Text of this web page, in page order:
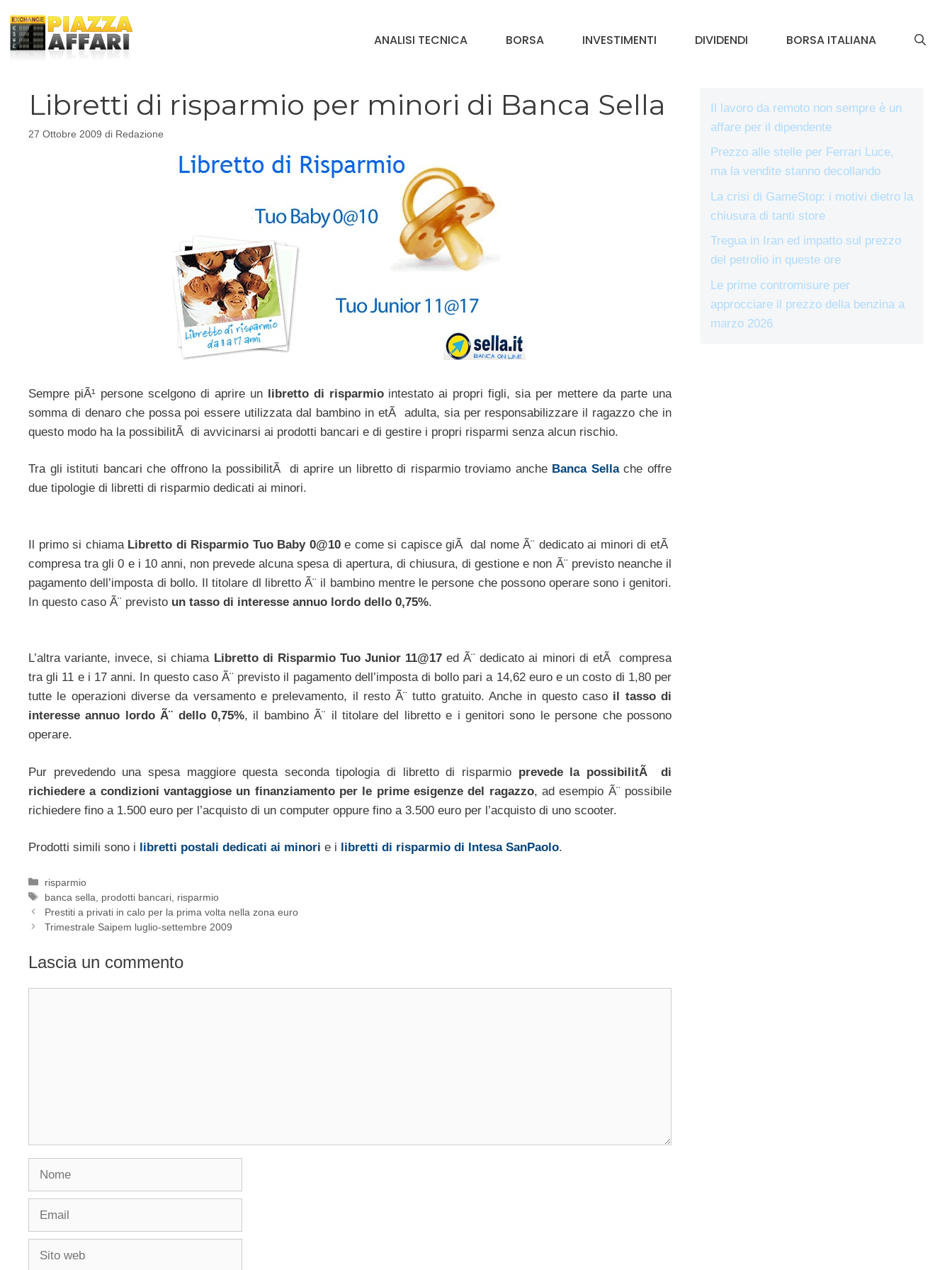
contenuto
ANALISI TECNICA BORSA INVESTIMENTI DIVIDENDI BORSA ITALIANA
Libretti di risparmio per minori di Banca Sella
27 Ottobre 2009 di Redazione
Sempre piÃ¹ persone scelgono di aprire un libretto di risparmiointestato ai propri figli, sia per mettere da parte una
somma di denaro che possa poi essere utilizzata dal bambino in etÃ adulta, sia per responsabilizzare il ragazzo che in
questo modo ha la possibilitÃ di avvicinarsi ai prodotti bancari e di gestire i propri risparmi senza alcun rischio.
Tra gli istituti bancari che offrono la possibilitÃ di aprire un libretto di risparmio troviamo anche Banca Sellache offre
due tipologie di libretti di risparmio dedicati ai minori.
Il primo si chiama Libretto di Risparmio Tuo Baby 0@10e come si capisce giÃ dal nome Ã¨ dedicato ai minori di etÃ
compresa tra gli 0 e i 10 anni, non prevede alcuna spesa di apertura, di chiusura, di gestione e non Ã¨ previsto neanche il
pagamento dell’imposta di bollo. Il titolare dl libretto Ã¨ il bambino mentre le persone che possono operare sono i genitori.
In questo caso Ã¨ previsto un tasso di interesse annuo lordo dello 0,75%.
L’altra variante, invece, si chiama Libretto di Risparmio Tuo Junior 11@17 ed Ã¨ dedicato ai minori di etÃ compresa
tra gli 11 e i 17 anni. In questo caso Ã¨ previsto il pagamento dell’imposta di bollo pari a 14,62 euro e un costo di 1,80 per
tutte le operazioni diverse da versamento e prelevamento, il resto Ã¨ tutto gratuito. Anche in questo caso il tasso di
interesse annuo lordo Ã¨ dello 0,75%, il bambino Ã¨ il titolare del libretto e i genitori sono le persone che possono
operare.
Pur prevedendo una spesa maggiore questa seconda tipologia di libretto di risparmio prevede la possibilitÃ di
richiedere a condizioni vantaggiose un finanziamento per le prime esigenze del ragazzo, ad esempio Ã¨ possibile
richiedere fino a 1.500 euro per l’acquisto di un computer oppure fino a 3.500 euro per l’acquisto di uno scooter.
Prodotti simili sono i libretti postali dedicati ai minori e i libretti di risparmio di Intesa SanPaolo.
Categorie
risparmio
Tag
banca sella prodotti bancari risparmio
Prestiti a privati in calo per la prima volta nella zona euro
Trimestrale Saipem luglio-settembre 2009
Lascia un commento
Nome
Email
Sito
Il lavoro da remoto non sempre è un
affare per il dipendente
Prezzo alle stelle per Ferrari Luce,
ma la vendite stanno decollando
La crisi di GameStop: i motivi dietro la
chiusura di tanti store
Tregua in Iran ed impatto sul prezzo
del petrolio in queste ore
Le prime contromisure per
approcciare il prezzo della benzina a
marzo 2026